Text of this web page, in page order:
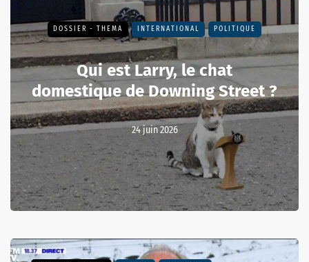
DOSSIER - THEMA INTERNATIONAL POLITIQUE
Qui est Larry, le chat
domestique de Downing Street ?
24 juin 2026